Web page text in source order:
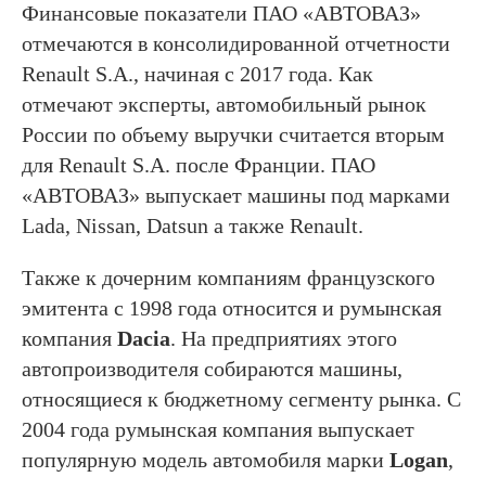
Финансовые показатели ПАО «АВТОВАЗ»
отмечаются в консолидированной отчетности
Renault S.A., начиная с 2017 года. Как
отмечают эксперты, автомобильный рынок
России по объему выручки считается вторым
для Renault S.A. после Франции. ПАО
«АВТОВАЗ» выпускает машины под марками
Lada, Nissan, Datsun а также Renault.
Также к дочерним компаниям французского
эмитента с 1998 года относится и румынская
компания Dacia. На предприятиях этого
автопроизводителя собираются машины,
относящиеся к бюджетному сегменту рынка. С
2004 года румынская компания выпускает
популярную модель автомобиля марки Logan,